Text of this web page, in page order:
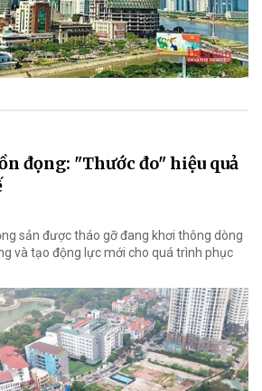
đọng: "Thước đo" hiệu quả
sản được tháo gỡ đang khơi thông dòng
và tạo động lực mới cho quá trình phục